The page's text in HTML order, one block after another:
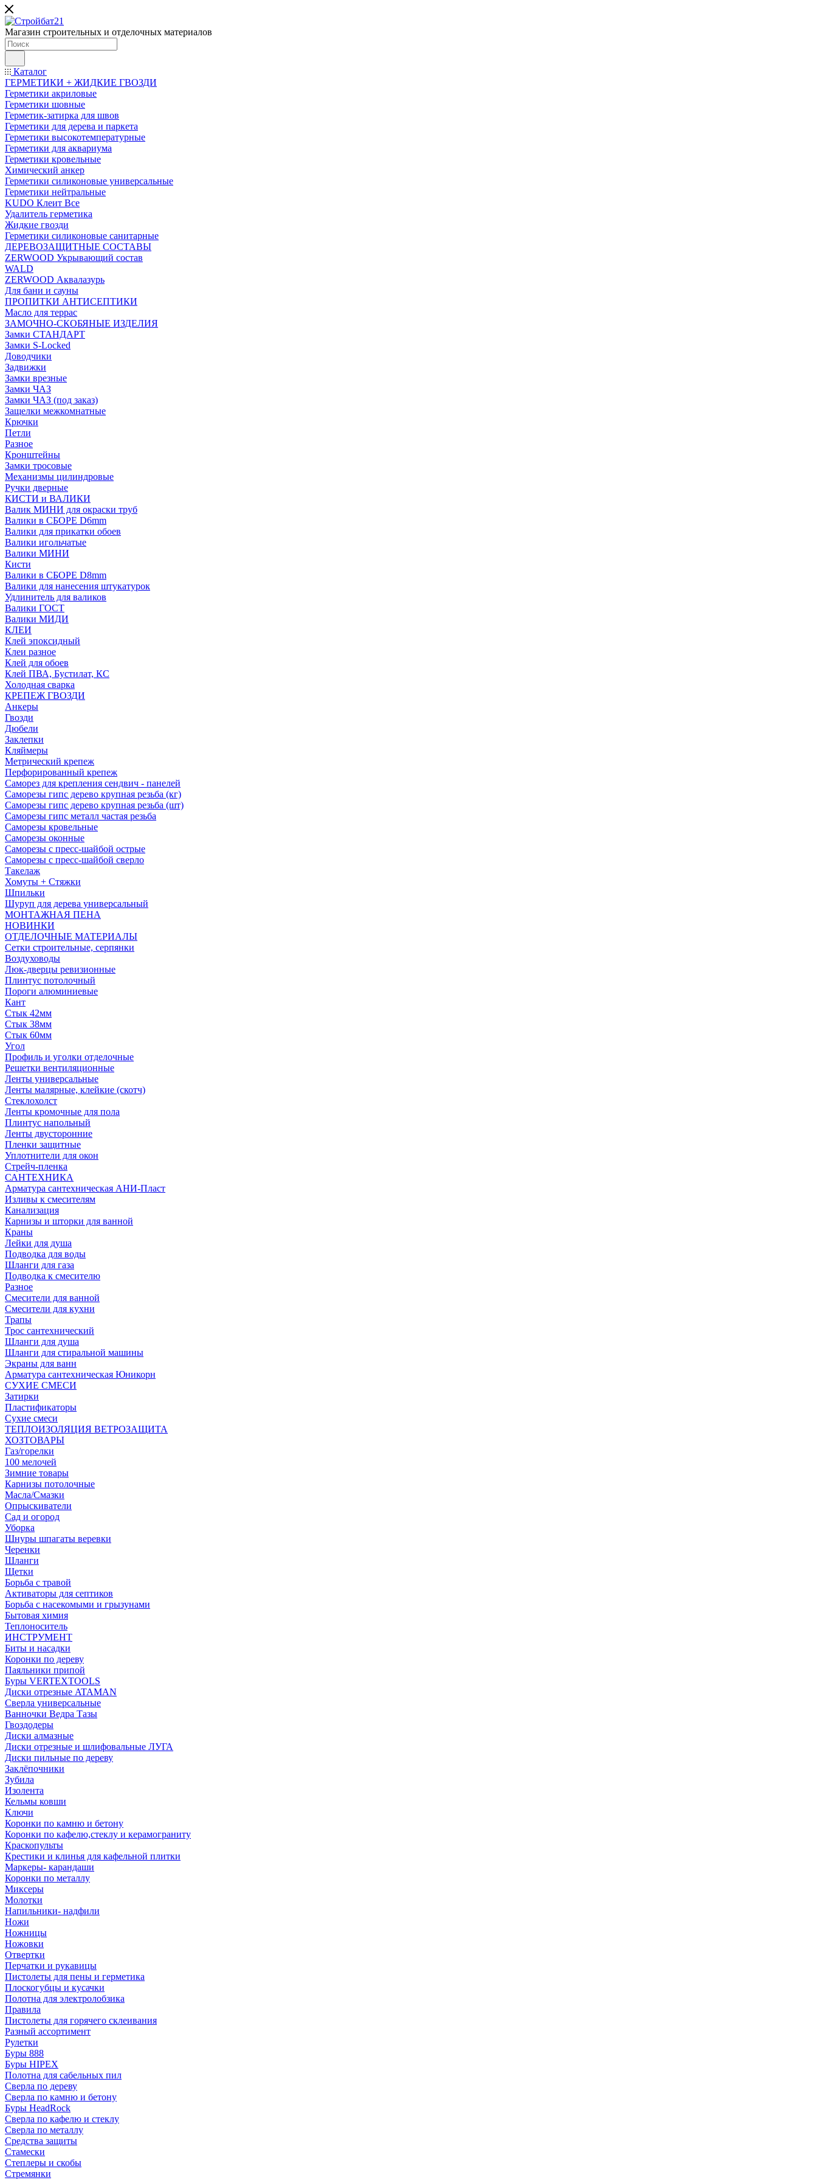
Магазин строительных и отделочных материалов
Каталог
ГЕРМЕТИКИ + ЖИДКИЕ ГВОЗДИ
Герметики акриловые
Герметики шовные
Герметик-затирка для швов
Герметики для дерева и паркета
Герметики высокотемпературные
Герметики для аквариума
Герметики кровельные
Химический анкер
Герметики силиконовые универсальные
Герметики нейтральные
KUDO Клеит Все
Удалитель герметика
Жидкие гвозди
Герметики силиконовые санитарные
ДЕРЕВОЗАЩИТНЫЕ СОСТАВЫ
ZERWOOD Укрывающий состав
WALD
ZERWOOD Аквалазурь
Для бани и сауны
ПРОПИТКИ АНТИСЕПТИКИ
Масло для террас
ЗАМОЧНО-СКОБЯНЫЕ ИЗДЕЛИЯ
Замки СТАНДАРТ
Замки S-Locked
Доводчики
Задвижки
Замки врезные
Замки ЧАЗ
Замки ЧАЗ (под заказ)
Защелки межкомнатные
Крючки
Петли
Разное
Кронштейны
Замки тросовые
Механизмы цилиндровые
Ручки дверные
КИСТИ и ВАЛИКИ
Валик МИНИ для окраски труб
Валики в СБОРЕ D6mm
Валики для прикатки обоев
Валики игольчатые
Валики МИНИ
Кисти
Валики в СБОРЕ D8mm
Валики для нанесения штукатурок
Удлинитель для валиков
Валики ГОСТ
Валики МИДИ
КЛЕИ
Клей эпоксидный
Клеи разное
Клей для обоев
Клей ПВА, Бустилат, КС
Холодная сварка
КРЕПЕЖ ГВОЗДИ
Анкеры
Гвозди
Дюбели
Заклепки
Кляймеры
Метрический крепеж
Перфорированный крепеж
Саморез для крепления сендвич - панелей
Саморезы гипс дерево крупная резьба (кг)
Саморезы гипс дерево крупная резьба (шт)
Саморезы гипс металл частая резьба
Саморезы кровельные
Саморезы оконные
Саморезы с пресс-шайбой острые
Саморезы с пресс-шайбой сверло
Такелаж
Хомуты + Стяжки
Шпильки
Шуруп для дерева универсальный
МОНТАЖНАЯ ПЕНА
НОВИНКИ
ОТДЕЛОЧНЫЕ МАТЕРИАЛЫ
Сетки строительные, серпянки
Воздуховоды
Люк-дверцы ревизионные
Плинтус потолочный
Пороги алюминиевые
Кант
Стык 42мм
Стык 38мм
Стык 60мм
Угол
Профиль и уголки отделочные
Решетки вентиляционные
Ленты универсальные
Ленты малярные, клейкие (скотч)
Стеклохолст
Ленты кромочные для пола
Плинтус напольный
Ленты двусторонние
Пленки защитные
Уплотнители для окон
Стрейч-пленка
САНТЕХНИКА
Арматура сантехническая АНИ-Пласт
Изливы к смесителям
Канализация
Карнизы и шторки для ванной
Краны
Лейки для душа
Подводка для воды
Шланги для газа
Подводка к смесителю
Разное
Смесители для ванной
Смесители для кухни
Трапы
Трос сантехнический
Шланги для душа
Шланги для стиральной машины
Экраны для ванн
Арматура сантехническая Юникорн
СУХИЕ СМЕСИ
Затирки
Пластификаторы
Сухие смеси
ТЕПЛОИЗОЛЯЦИЯ ВЕТРОЗАЩИТА
ХОЗТОВАРЫ
Газ/горелки
100 мелочей
Зимние товары
Карнизы потолочные
Масла/Смазки
Опрыскиватели
Сад и огород
Уборка
Шнуры шпагаты веревки
Черенки
Шланги
Щетки
Борьба с травой
Активаторы для септиков
Борьба с насекомыми и грызунами
Бытовая химия
Теплоноситель
ИНСТРУМЕНТ
Биты и насадки
Коронки по дереву
Паяльники припой
Буры VERTEXTOOLS
Диски отрезные ATAMAN
Сверла универсальные
Ванночки Ведра Тазы
Гвоздодеры
Диски алмазные
Диски отрезные и шлифовальные ЛУГА
Диски пильные по дереву
Заклёпочники
Зубила
Изолента
Кельмы ковши
Ключи
Коронки по камню и бетону
Коронки по кафелю,стеклу и керамограниту
Краскопульты
Крестики и клинья для кафельной плитки
Маркеры- карандаши
Коронки по металлу
Миксеры
Молотки
Напильники- надфили
Ножи
Ножницы
Ножовки
Отвертки
Перчатки и рукавицы
Пистолеты для пены и герметика
Плоскогубцы и кусачки
Полотна для электролобзика
Правила
Пистолеты для горячего склеивания
Разный ассортимент
Рулетки
Буры 888
Буры HIPEX
Полотна для сабельных пил
Сверла по дереву
Сверла по камню и бетону
Буры HeadRock
Сверла по кафелю и стеклу
Сверла по металлу
Средства защиты
Стамески
Степлеры и скобы
Стремянки